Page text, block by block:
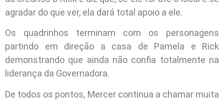
agradar do que ver, ela dará total apoio a ele.
Os quadrinhos terminam com os personagens
partindo em direção a casa de Pamela e Rick
demonstrando que ainda não confia totalmente na
liderança da Governadora.
De todos os pontos, Mercer continua a chamar muita